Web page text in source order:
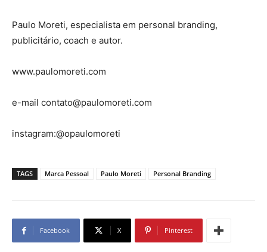
Paulo Moreti, especialista em personal branding,
publicitário, coach e autor.
www.paulomoreti.com
e-mail contato@paulomoreti.com
instagram:@opaulomoreti
TAGS Marca Pessoal Paulo Moreti Personal Branding
Facebook X Pinterest